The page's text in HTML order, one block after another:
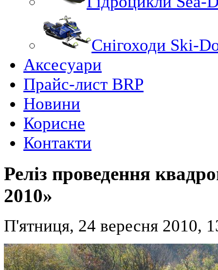
Снігоходи Ski-
Аксесуари
Прайс-лист BRP
Новини
Корисне
Контакти
Реліз проведення
2010»
П'ятниця, 24 вересня 2010,